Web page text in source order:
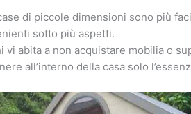
di piccole dimensioni sono più
sotto più aspetti.
vi abita a non acquistare mobilia o
all’interno della casa solo